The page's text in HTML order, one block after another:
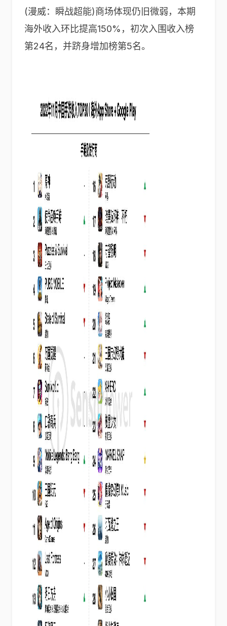
(漫威：瞬战超能)商场体现仍旧微弱，本期
海外收入环比提高150%，初次入围收入榜
第24名，并跻身增加榜第5名。